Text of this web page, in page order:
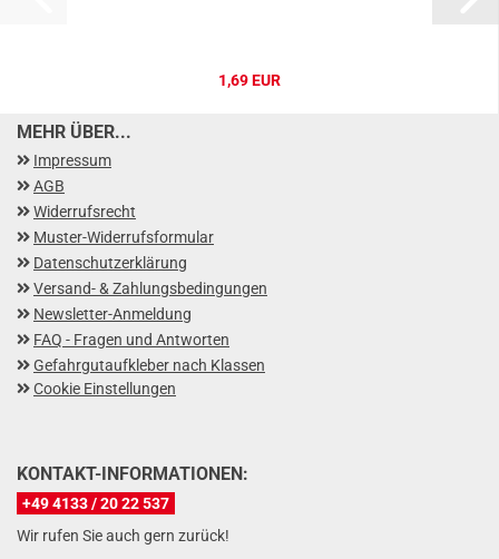
1,69 EUR
MEHR ÜBER...
Impressum
AGB
Widerrufsrecht
Muster-Widerrufsformular
Datenschutzerklärung
Versand- & Zahlungsbedingungen
Newsletter-Anmeldung
FAQ - Fragen und Antworten
Gefahrgutaufkleber nach Klassen
Cookie Einstellungen
KONTAKT-INFORMATIONEN:
+49 4133 / 20 22 537
Wir rufen Sie auch gern zurück!